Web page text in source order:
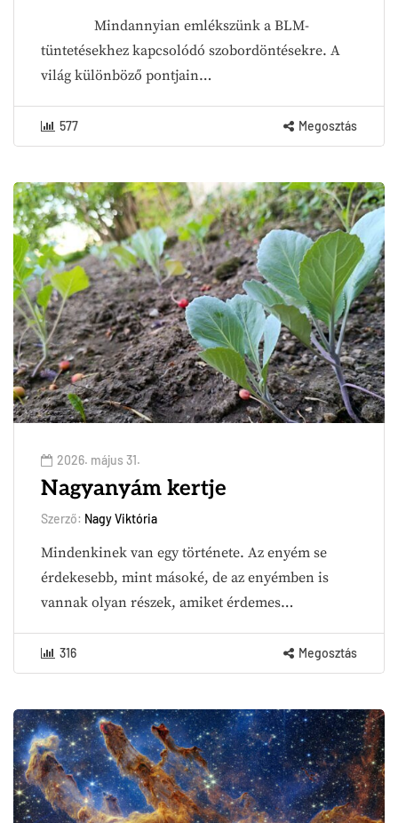
Mindannyian emlékszünk a BLM-
tüntetésekhez kapcsolódó szobordöntésekre. A
világ különböző pontjain…
577 Megosztás
2026. május 31.
Nagyanyám kertje
Szerző: Nagy Viktória
Mindenkinek van egy története. Az enyém se
érdekesebb, mint másoké, de az enyémben is
vannak olyan részek, amiket érdemes…
316 Megosztás